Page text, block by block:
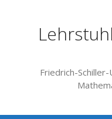
Friedrich-